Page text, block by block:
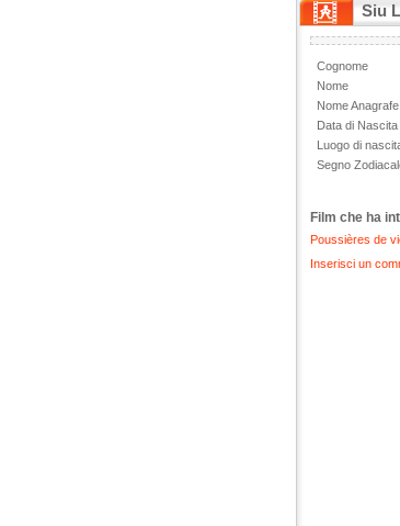
Siu
Cognome
Nome
Nome Anagrafe
Data di Nascita
Luogo di
Segno
Film che ha
Poussières de
Inserisci un